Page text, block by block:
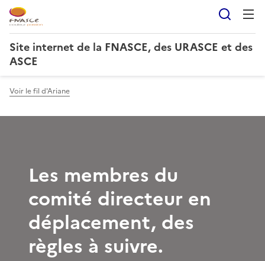
Site internet de la FNASCE, des URASCE et des
ASCE
Voir le fil d'Ariane
Les membres du
comité directeur en
déplacement, des
règles à suivre.